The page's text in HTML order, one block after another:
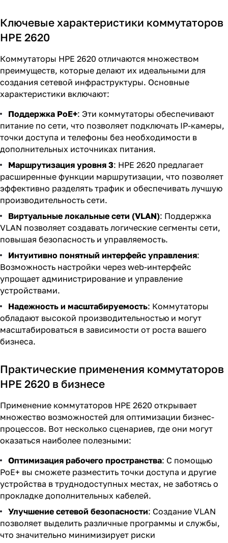
Ключевые характеристики коммутаторов
HPE 2620
Коммутаторы HPE 2620 отличаются множеством
преимуществ, которые делают их идеальными для
создания сетевой инфраструктуры. Основные
характеристики включают:
Поддержка PoE+: Эти коммутаторы обеспечивают
питание по сети, что позволяет подключать IP-камеры,
точки доступа и телефоны без необходимости в
дополнительных источниках питания.
Маршрутизация уровня 3: HPE 2620 предлагает
расширенные функции маршрутизации, что позволяет
эффективно разделять трафик и обеспечивать лучшую
производительность сети.
Виртуальные локальные сети (VLAN): Поддержка
VLAN позволяет создавать логические сегменты сети,
повышая безопасность и управляемость.
Интуитивно понятный интерфейс управления:
Возможность настройки через web-интерфейс
упрощает администрирование и управление
устройствами.
Надежность и масштабируемость: Коммутаторы
обладают высокой производительностью и могут
масштабироваться в зависимости от роста вашего
бизнеса.
Практические применения коммутаторов
HPE 2620 в бизнесе
Применение коммутаторов HPE 2620 открывает
множество возможностей для оптимизации бизнес-
процессов. Вот несколько сценариев, где они могут
оказаться наиболее полезными:
Оптимизация рабочего пространства: С помощью
PoE+ вы сможете разместить точки доступа и другие
устройства в труднодоступных местах, не заботясь о
прокладке дополнительных кабелей.
Улучшение сетевой безопасности: Создание VLAN
позволяет выделить различные программы и службы,
что значительно минимизирует риски